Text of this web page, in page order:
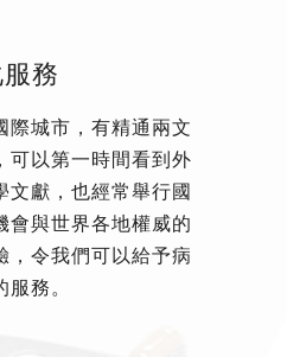
務
際城市，有精通兩文
可以第一時間看到外
文獻，也經常舉行國
會與世界各地權威的
，令我們可以給予病
服務。